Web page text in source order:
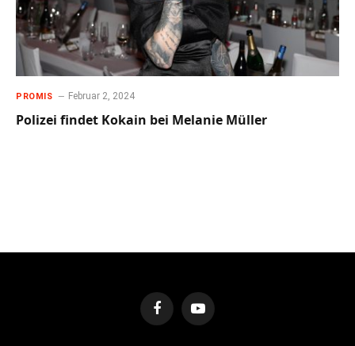
PROMIS Februar 2, 2024
Polizei findet Kokain bei Melanie Müller
FacebookYouTube